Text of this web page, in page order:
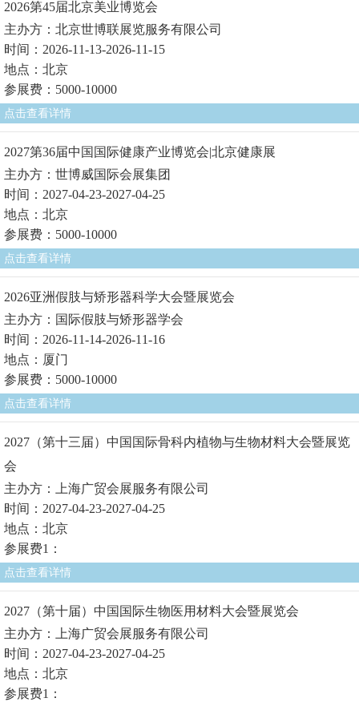
2026第45届北京美业博览会
主办方：北京世博联展览服务有限公司
时间：2026-11-13-2026-11-15
地点：北京
参展费：5000-10000
点击查看详情
2027第36届中国国际健康产业博览会|北京健康展
主办方：世博威国际会展集团
时间：2027-04-23-2027-04-25
地点：北京
参展费：5000-10000
点击查看详情
2026亚洲假肢与矫形器科学大会暨展览会
主办方：国际假肢与矫形器学会
时间：2026-11-14-2026-11-16
地点：厦门
参展费：5000-10000
点击查看详情
2027（第十三届）中国国际骨科内植物与生物材料大会暨展览
会
主办方：上海广贸会展服务有限公司
时间：2027-04-23-2027-04-25
地点：北京
参展费1：
点击查看详情
2027（第十届）中国国际生物医用材料大会暨展览会
主办方：上海广贸会展服务有限公司
时间：2027-04-23-2027-04-25
地点：北京
参展费1：